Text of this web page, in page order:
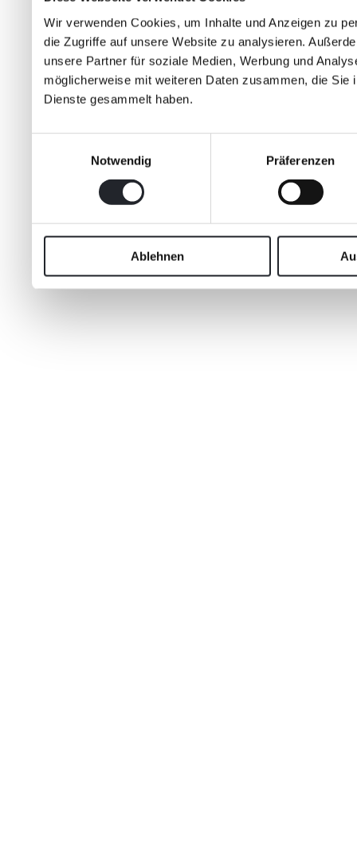
Wir verwenden Cookies, um Inhalte und Anzeigen zu
die Zugriffe auf unsere Website zu analysieren.
unsere Partner für soziale Medien, Werbung und
möglicherweise mit weiteren Daten zusammen, die
Dienste gesammelt haben.
Notwendig
Präferenzen
Ablehnen